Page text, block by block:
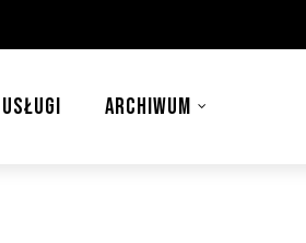
USŁUGI ARCHIWUM